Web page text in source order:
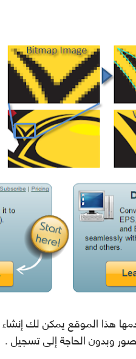
هذا الموقع يمكن لك
.